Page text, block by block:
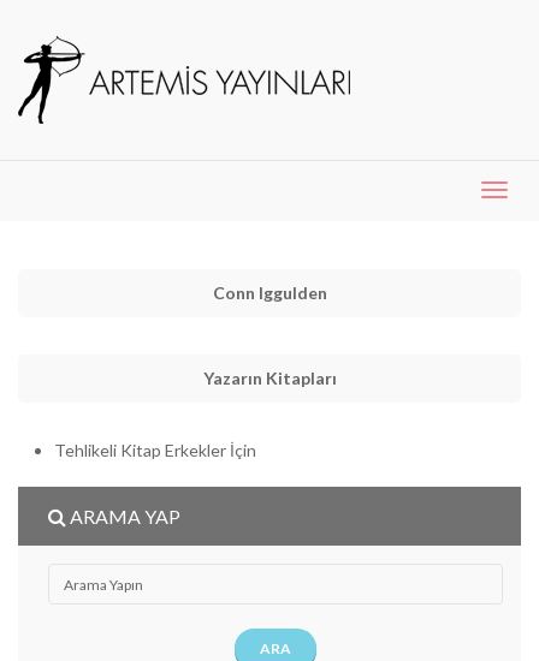
Conn Iggulden
Yazarın Kitapları
Tehlikeli Kitap Erkekler İçin
ARAMA YAP
ARA